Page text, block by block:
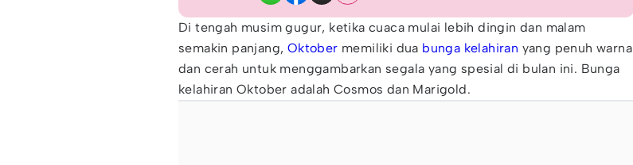
Di tengah musim gugur, ketika cuaca mulai lebih dingin dan malam
semakin panjang, Oktober memiliki dua bunga kelahiran yang penuh warna
dan cerah untuk menggambarkan segala yang spesial di bulan ini. Bunga
kelahiran Oktober adalah Cosmos dan Marigold.